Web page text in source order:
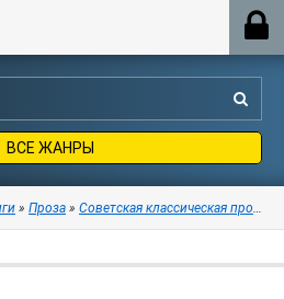
ВСЕ ЖАНРЫ
» Проза » Советская классическая проза